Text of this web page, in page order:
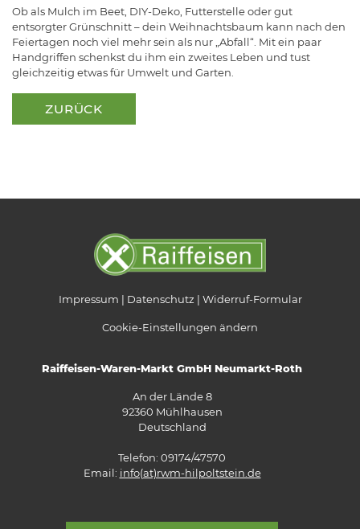
Ob als Mulch im Beet, DIY-Deko, Futterstelle oder gut
entsorgter Grünschnitt – dein Weihnachtsbaum kann nach den
Feiertagen noch viel mehr sein als nur „Abfall“. Mit ein paar
Handgriffen schenkst du ihm ein zweites Leben und tust
gleichzeitig etwas für Umwelt und Garten.
ZURÜCK
Impressum Datenschutz Widerruf-Formular
Cookie-Einstellungen ändern
Raiffeisen-Waren-Markt GmbH Neumarkt-Roth
An der Lände 8
92360 Mühlhausen
Deutschland
Telefon: 09174/47570
Email: info(at)rwm-hilpoltstein.de